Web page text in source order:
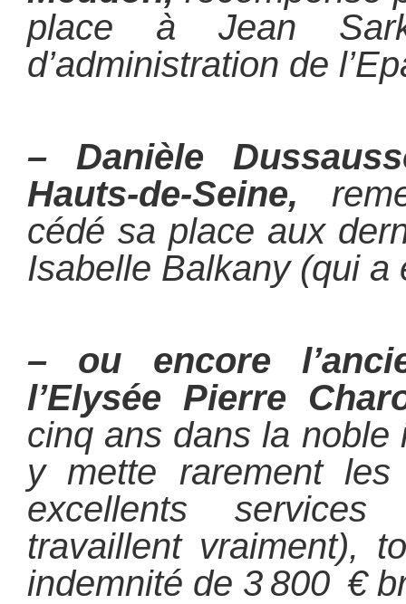
place à Jean
d’administration de
– Danièle
Hauts-de-Seine,
cédé sa place aux
Isabelle Balkany (qui a
– ou encore
l’Elysée Pierre
cinq ans dans la noble
y mette rarement
excellents services
travaillent vraiment),
indemnité de 3 800 €